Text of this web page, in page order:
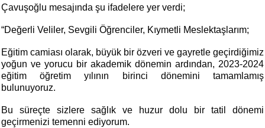
Çavuşoğlu mesajında şu ifadelere yer verdi;
“Değerli Veliler, Sevgili Öğrenciler, Kıymetli Meslektaşlarım;
Eğitim camiası olarak, büyük bir özveri ve gayretle geçirdiğimiz
yoğun ve yorucu bir akademik dönemin ardından, 2023-2024
eğitim öğretim yılının birinci dönemini tamamlamış
bulunuyoruz.
Bu süreçte sizlere sağlık ve huzur dolu bir tatil dönemi
geçirmenizi temenni ediyorum.